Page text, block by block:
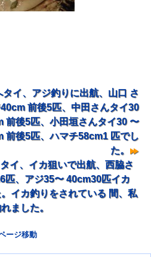
イ、アジ釣りに出航、山口 さ
前後5匹、中田さんタイ30
前後5匹、小田垣さんタイ30 〜
前後5匹、ハマチ58cm1 匹でし
た。
イ、イカ狙いで出航、西脇さ
匹、アジ35〜 40cm30匹イカ
イカ釣りをされている 間、私
ました。
ージ移動